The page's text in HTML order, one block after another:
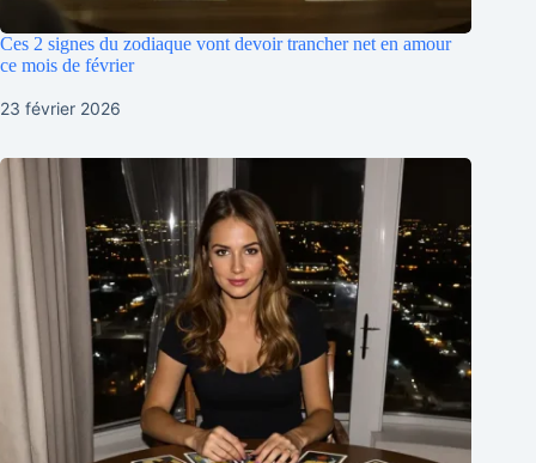
Ces 2 signes du zodiaque vont devoir trancher net en amour
ce mois de février
23 février 2026